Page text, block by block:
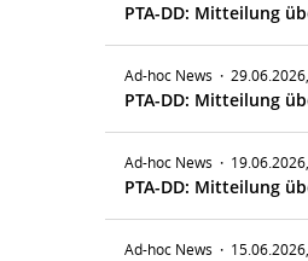
PTA-DD: Mitteilung
Ad-hoc News ·
PTA-DD: Mitteilung
Ad-hoc News ·
PTA-DD: Mitteilung
Ad-hoc News ·